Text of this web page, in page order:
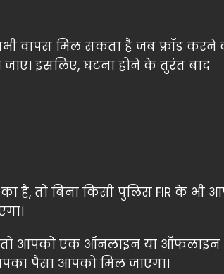
वापस मिल सकता है जब फ्रॉड करने
इसलिए, घटना होने के तुरंत बाद
है, तो बिना किसी पुलिस FIR के भी
तो आपको एक ऑनलाइन या ऑफलाइन
पैसा आपको मिल जाएगा।